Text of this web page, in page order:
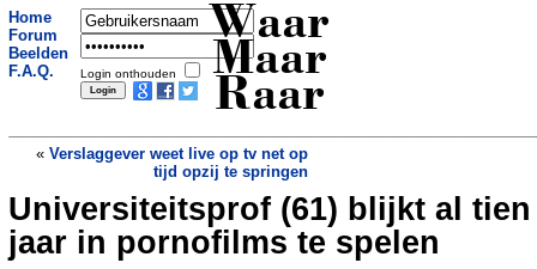
Home
Forum
Beelden
F.A.Q.
Login onthouden
Waar
Maar
Raar
« Verslaggever weet live op tv net op
tijd opzij te springen
Gemeenteraad weert James Bond»
Universiteitsprof (61) blijkt al tien
jaar in pornofilms te spelen